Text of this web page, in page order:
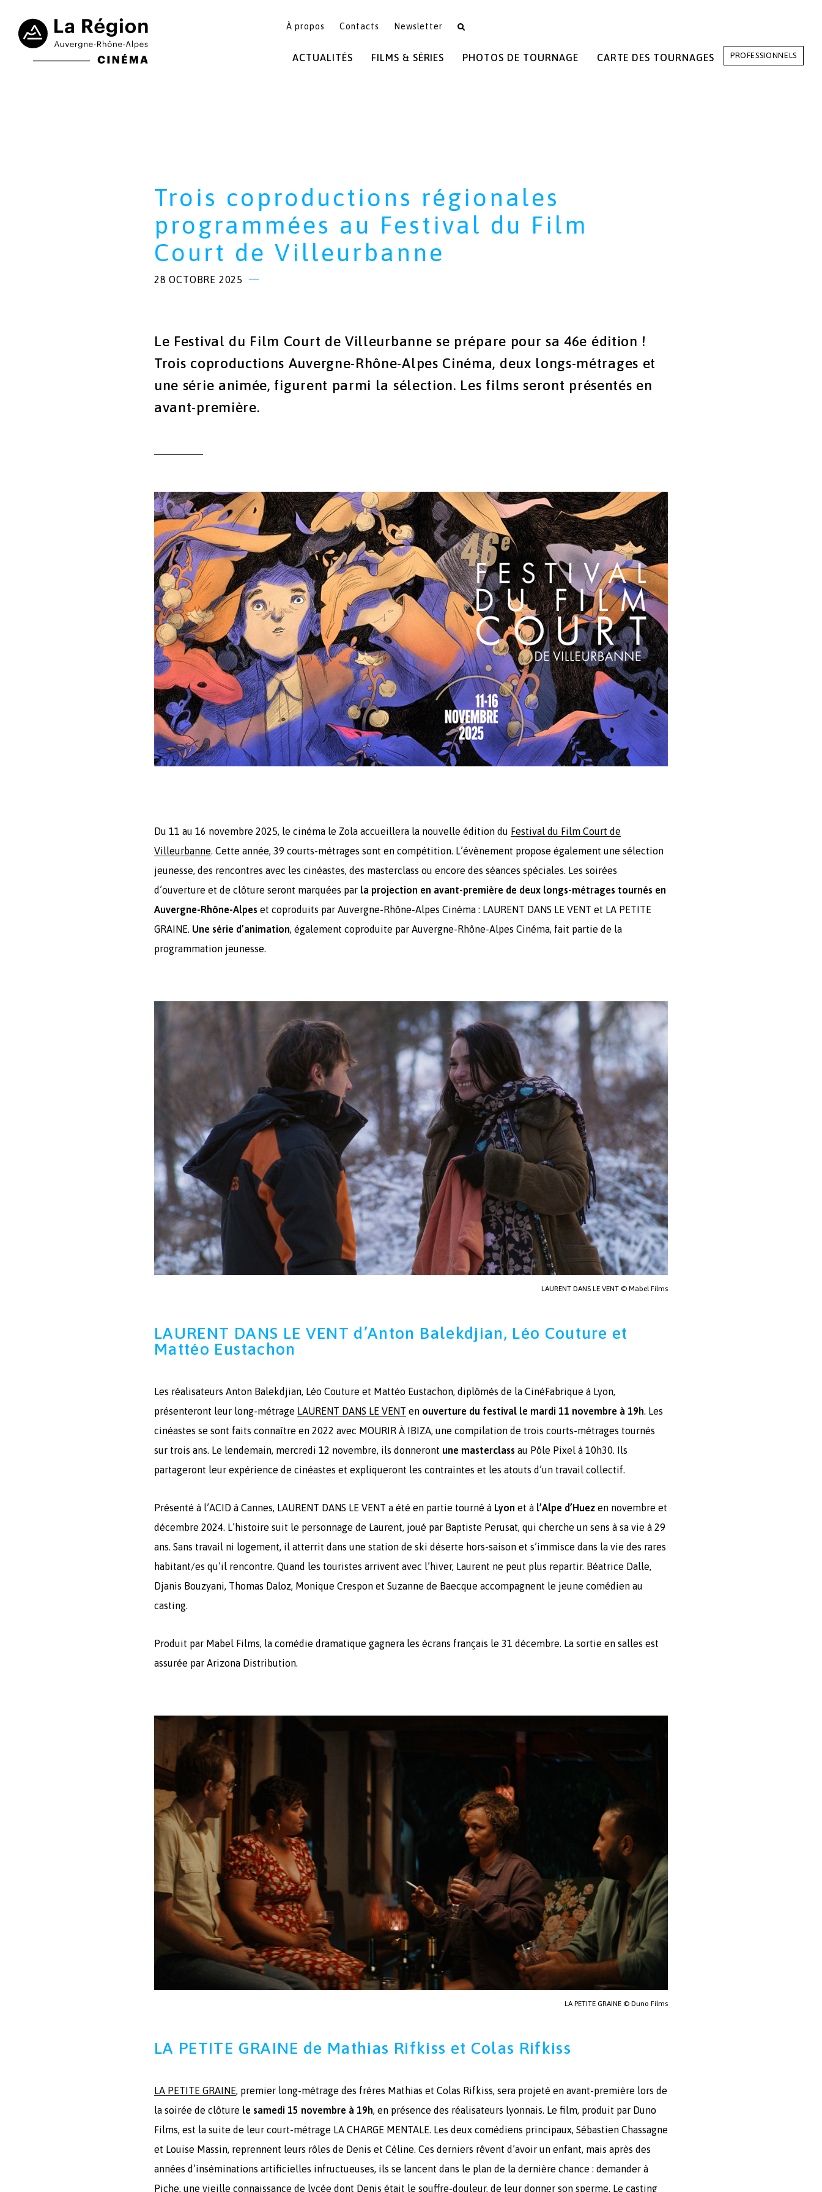
À propos Contacts Newsletter
ACTUALITÉS FILMS & SÉRIES PHOTOS DE TOURNAGE CARTE DES TOURNAGES PROFESSIONNELS
Trois coproductions régionales
programmées au Festival du Film
Court de Villeurbanne
28 OCTOBRE 2025
Le Festival du Film Court de Villeurbanne se prépare pour sa 46e édition !
Trois coproductions Auvergne-Rhône-Alpes Cinéma, deux longs-métrages et
une série animée, figurent parmi la sélection. Les films seront présentés en
avant-première.
Du 11 au 16 novembre 2025, le cinéma le Zola accueillera la nouvelle édition du Festival du Film Court de
Villeurbanne . Cette année, 39 courts-métrages sont en compétition. L’évènement propose également une sélection
jeunesse, des rencontres avec les cinéastes, des masterclass ou encore des séances spéciales. Les soirées
d’ouverture et de clôture seront marquées par la projection en avant-première de deux longs-métrages tournés en
Auvergne-Rhône-Alpes et coproduits par Auvergne-Rhône-Alpes Cinéma : LAURENT DANS LE VENT et LA PETITE
GRAINE. Une série d’animation , également coproduite par Auvergne-Rhône-Alpes Cinéma, fait partie de la
programmation jeunesse.
LAURENT DANS LE VENT © Mabel Films
LAURENT DANS LE VENT d’Anton Balekdjian, Léo Couture et
Mattéo Eustachon
Les réalisateurs Anton Balekdjian, Léo Couture et Mattéo Eustachon, diplômés de la CinéFabrique à Lyon,
présenteront leur long-métrage LAURENT DANS LE VENT en ouverture du festival le mardi 11 novembre à 19h. Les
cinéastes se sont faits connaître en 2022 avec MOURIR À IBIZA, une compilation de trois courts-métrages tournés
sur trois ans. Le lendemain, mercredi 12 novembre, ils donneront une masterclass au Pôle Pixel à 10h30. Ils
partageront leur expérience de cinéastes et expliqueront les contraintes et les atouts d’un travail collectif.
Présenté à l’ACID à Cannes, LAURENT DANS LE VENT a été en partie tourné à Lyon et à l’Alpe d’Huez en novembre et
décembre 2024. L’histoire suit le personnage de Laurent, joué par Baptiste Perusat, qui cherche un sens à sa vie à 29
ans. Sans travail ni logement, il atterrit dans une station de ski déserte hors-saison et s’immisce dans la vie des rares
habitant/es qu’il rencontre. Quand les touristes arrivent avec l’hiver, Laurent ne peut plus repartir. Béatrice Dalle,
Djanis Bouzyani, Thomas Daloz, Monique Crespon et Suzanne de Baecque accompagnent le jeune comédien au
casting.
Produit par Mabel Films, la comédie dramatique gagnera les écrans français le 31 décembre. La sortie en salles est
assurée par Arizona Distribution.
LA PETITE GRAINE © Duno Films
LA PETITE GRAINE de Mathias Rifkiss et Colas Rifkiss
LA PETITE GRAINE, premier long-métrage des frères Mathias et Colas Rifkiss, sera projeté en avant-première lors de
la soirée de clôture le samedi 15 novembre à 19h, en présence des réalisateurs lyonnais. Le film, produit par Duno
Films, est la suite de leur court-métrage LA CHARGE MENTALE. Les deux comédiens principaux, Sébastien Chassagne
et Louise Massin, reprennent leurs rôles de Denis et Céline. Ces derniers rêvent d’avoir un enfant, mais après des
années d’inséminations artificielles infructueuses, ils se lancent dans le plan de la dernière chance : demander à
Piche, une vieille connaissance de lycée dont Denis était le souffre-douleur, de leur donner son sperme. Le casting